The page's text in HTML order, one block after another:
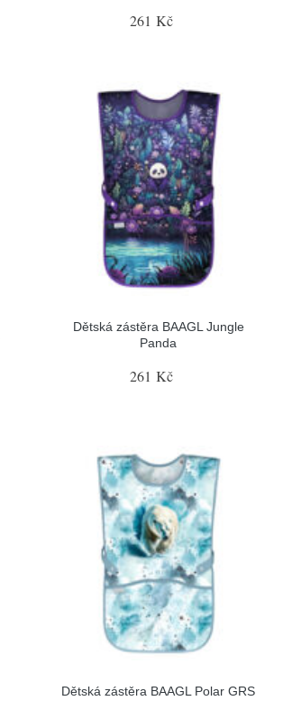
261 Kč
Dětská zástěra BAAGL Jungle
Panda
261 Kč
Dětská zástěra BAAGL Polar GRS